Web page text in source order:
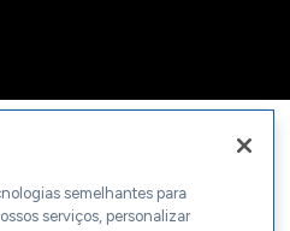
semelhantes para
serviços, personalizar